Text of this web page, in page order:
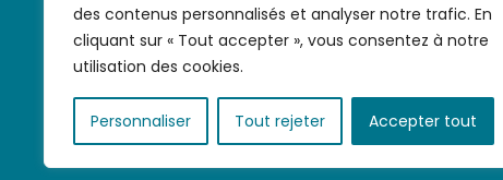
des contenus personnalisés et analyser notre trafic. En
cliquant sur « Tout accepter », vous consentez à notre
utilisation des cookies.
Personnaliser Tout rejeter Accepter tout
Nous contacter